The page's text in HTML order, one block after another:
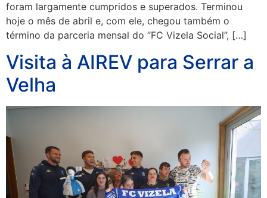
foram largamente cumpridos e superados. Terminou
hoje o mês de abril e, com ele, chegou também o
término da parceria mensal do “FC Vizela Social”, […]
Visita à AIREV para Serrar a
Velha